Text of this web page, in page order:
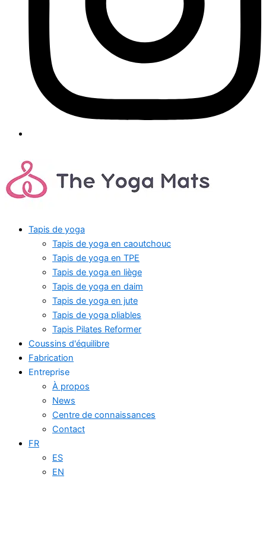
Tapis de yoga
Tapis de yoga en caoutchouc
Tapis de yoga en TPE
Tapis de yoga en liège
Tapis de yoga en daim
Tapis de yoga en jute
Tapis de yoga pliables
Tapis Pilates Reformer
Coussins d'équilibre
Fabrication
Entreprise
À propos
News
Centre de connaissances
Contact
FR
ES
EN